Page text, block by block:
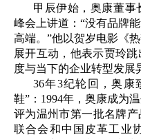
甲辰伊始，奥康董事
峰会上讲道：“没有品牌
高端。”他以贺岁电影《
展开互动，他表示贾玲
度与当下的企业转型发展
36年3纪轮回，奥康
鞋”：1994年，奥康成为
评为温州市第一批名牌
联合会和中国皮革工业